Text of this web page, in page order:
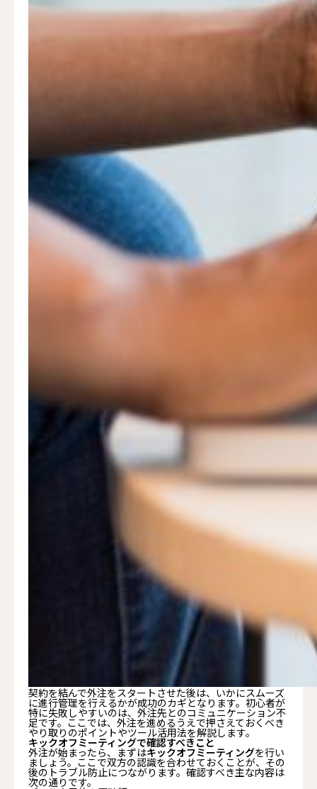
契約を結んで外注をスタートさせた後は、いかにスムーズ
に進行管理を行えるかが成功のカギとなります。初心者が
特に失敗しやすいのは、外注先とのコミュニケーション不
足です。ここでは、外注を進めるうえで押さえておくべき
やり取りのポイントやツール活用法を解説します。
キックオフミーティングで確認すべきこと
外注が始まったら、まずはキックオフミーティングを行い
ましょう。ここで双方の認識を合わせておくことが、その
後のトラブル防止につながります。確認すべき主な内容は
次の通りです。